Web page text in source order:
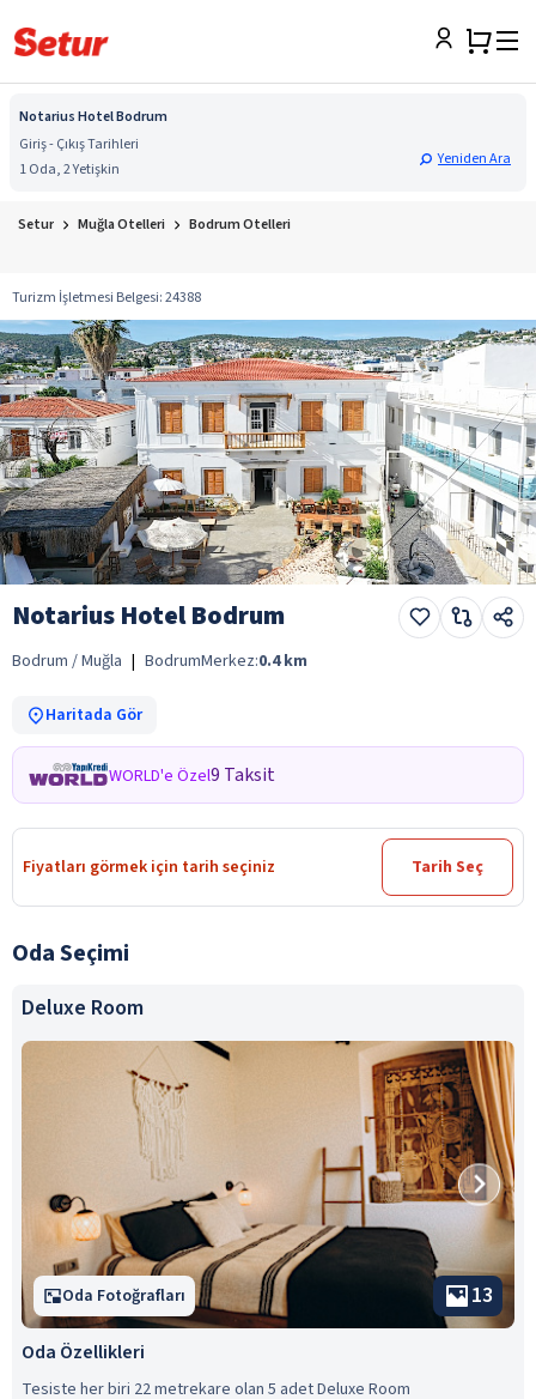
Notarius Hotel Bodrum
Giriş - Çıkış Tarihleri
1 Oda, 2 Yetişkin
Yeniden Ara
Setur Muğla Otelleri Bodrum Otelleri
Turizm İşletmesi Belgesi:24388
Notarius Hotel Bodrum
Bodrum / Muğla | BodrumMerkez:0.4 km
Haritada Gör
WORLD'e Özel9 Taksit
Fiyatları görmek için tarih seçiniz Tarih Seç
Oda Seçimi
Deluxe Room
Oda Fotoğrafları 13
Oda Özellikleri
Tesiste her biri 22 metrekare olan 5 adet Deluxe Room